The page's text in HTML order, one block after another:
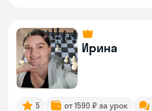
Ирина
5 от 1590 ₽ за урок